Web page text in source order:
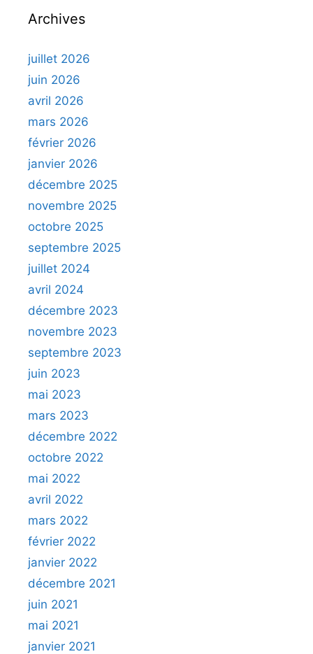
Archives
juillet 2026
juin 2026
avril 2026
mars 2026
février 2026
janvier 2026
décembre 2025
novembre 2025
octobre 2025
septembre 2025
juillet 2024
avril 2024
décembre 2023
novembre 2023
septembre 2023
juin 2023
mai 2023
mars 2023
décembre 2022
octobre 2022
mai 2022
avril 2022
mars 2022
février 2022
janvier 2022
décembre 2021
juin 2021
mai 2021
janvier 2021